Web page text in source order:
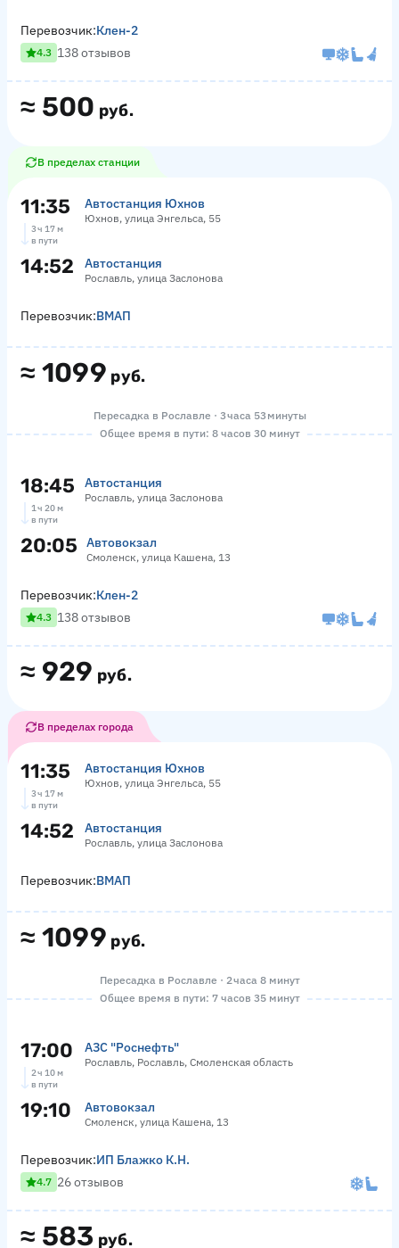
≈ 500 руб.
Перевозчик:Клен-2
4.3 138 отзывов
В пределах станции
11:35 Автостанция Юхнов
Юхнов, улица Энгельса, 55
3 ч 17 м
в пути
14:52 Автостанция
Рославль, улица Заслонова
≈ 1099 руб.
Перевозчик:ВМАП
Пересадка в Рославле · 3 часа 53 минуты
Общее время в пути: 8 часов 30 минут
18:45 Автостанция
Рославль, улица Заслонова
1 ч 20 м
в пути
20:05 Автовокзал
Смоленск, улица Кашена, 13
≈ 929 руб.
Перевозчик:Клен-2
4.3 138 отзывов
В пределах города
11:35 Автостанция Юхнов
Юхнов, улица Энгельса, 55
3 ч 17 м
в пути
14:52 Автостанция
Рославль, улица Заслонова
≈ 1099 руб.
Перевозчик:ВМАП
Пересадка в Рославле · 2 часа 8 минут
Общее время в пути: 7 часов 35 минут
17:00 АЗС "Роснефть"
Рославль, Рославль, Смоленская область
2 ч 10 м
в пути
19:10 Автовокзал
Смоленск, улица Кашена, 13
≈ 583 руб.
Перевозчик:ИП Блажко К.Н.
4.7 26 отзывов